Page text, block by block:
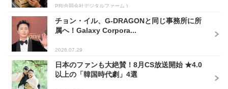
PR(合同会社デジタルファーム )
チョン・イル、G-DRAGONと同じ事務所に所
属へ！Galaxy Corpora...
2026.07.29
日本のファンも大絶賛！8月CS放送開始 ★4.0
以上の「韓国時代劇」4選